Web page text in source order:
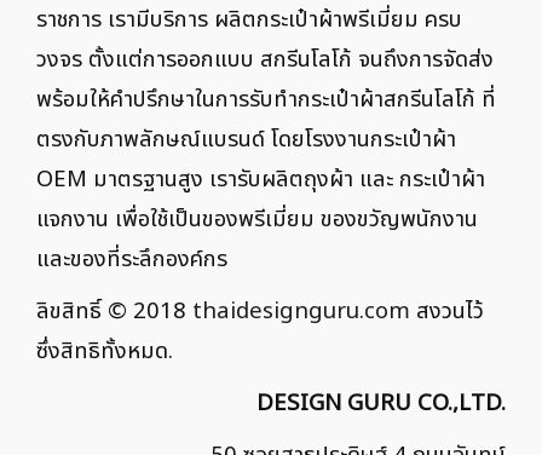
ราชการ เรามีบริการ ผลิตกระเป๋าผ้าพรีเมี่ยม ครบ
วงจร ตั้งแต่การออกแบบ สกรีนโลโก้ จนถึงการจัดส่ง
พร้อมให้คำปรึกษาในการรับทำกระเป๋าผ้าสกรีนโลโก้ ที่
ตรงกับภาพลักษณ์แบรนด์ โดยโรงงานกระเป๋าผ้า
OEM มาตรฐานสูง เรารับผลิตถุงผ้า และ กระเป๋าผ้า
แจกงาน เพื่อใช้เป็นของพรีเมี่ยม ของขวัญพนักงาน
และของที่ระลึกองค์กร
ลิขสิทธิ์ © 2018 thaidesignguru.com สงวนไว้
ซึ่งสิทธิทั้งหมด.
DESIGN GURU CO.,LTD.